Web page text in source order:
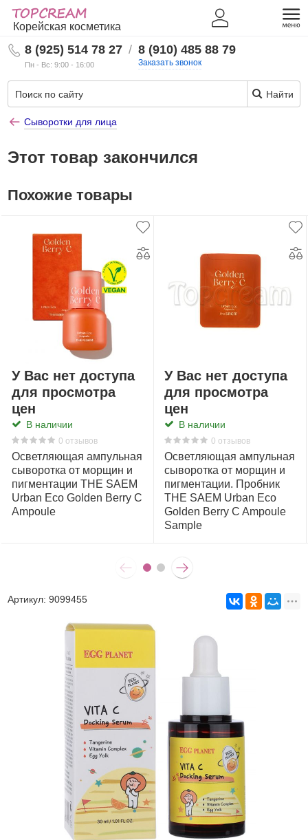
Корейская косметика
8 (925) 514 78 27
Пн - Вс: 9:00 - 16:00
/ 8 (910) 485 88 79
Заказать звонок
Найти
Сыворотки для лица
Этот товар закончился
Похожие товары
У Вас нет доступа
для просмотра
цен
В наличии
0 отзывов
Осветляющая ампульная
сыворотка от морщин и
пигментации THE SAEM
Urban Eco Golden Berry C
Ampoule
У Вас нет доступа
для просмотра
цен
В наличии
0 отзывов
Осветляющая ампульная
сыворотка от морщин и
пигментации. Пробник
THE SAEM Urban Eco
Golden Berry C Ampoule
Sample
Артикул:9099455